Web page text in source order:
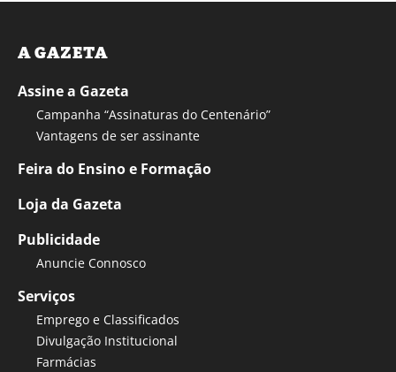
A GAZETA
Assine a Gazeta
Campanha “Assinaturas do Centenário”
Vantagens de ser assinante
Feira do Ensino e Formação
Loja da Gazeta
Publicidade
Anuncie Connosco
Serviços
Emprego e Classificados
Divulgação Institucional
Farmácias